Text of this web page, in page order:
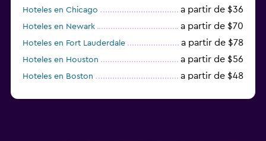
Hoteles en Chicago a partir de $36
Hoteles en Newark a partir de $70
Hoteles en Fort Lauderdale a partir de $78
Hoteles en Houston a partir de $56
Hoteles en Boston a partir de $48